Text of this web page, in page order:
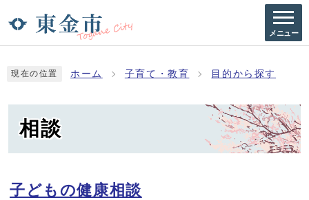
メニュー
現在の位置 ホーム 子育て・教育 目的から探す
相談
子どもの健康相談